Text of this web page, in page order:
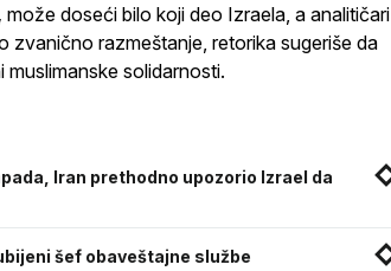
može doseći bilo koji deo Izraela, a analitičari
zvanično razmeštanje, retorika sugeriše da
muslimanske solidarnosti.
Iran prethodno upozorio Izrael da
šef obaveštajne službe